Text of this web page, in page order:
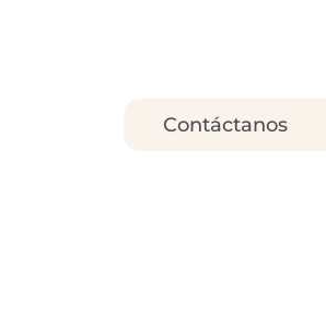
Contáctanos